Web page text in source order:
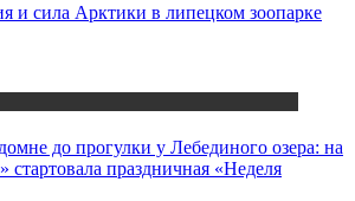
и сила Арктики в липецком зоопарке
до прогулки у Лебединого озера: на
праздничная «Неделя